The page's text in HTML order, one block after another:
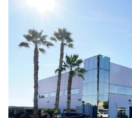
商業
科技
影片
名家榜